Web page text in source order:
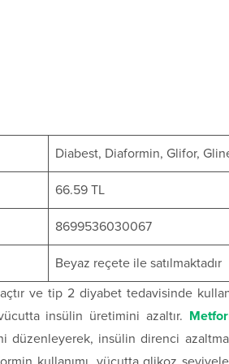
Diabest, Diaformin, Glifor,
66.59 TL
8699536030067
Beyaz reçete ile satılmaktadır
ve tip 2 diyabet tedavisinde
insülin üretimini azaltır.
düzenleyerek, insülin direnci